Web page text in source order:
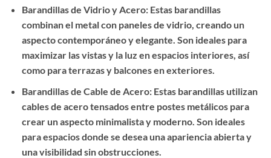
Barandillas de Vidrio y Acero: Estas barandillas
combinan el metal con paneles de vidrio, creando un
aspecto contemporáneo y elegante. Son ideales para
maximizar las vistas y la luz en espacios interiores, así
como para terrazas y balcones en exteriores.
Barandillas de Cable de Acero: Estas barandillas utilizan
cables de acero tensados entre postes metálicos para
crear un aspecto minimalista y moderno. Son ideales
para espacios donde se desea una apariencia abierta y
una visibilidad sin obstrucciones.